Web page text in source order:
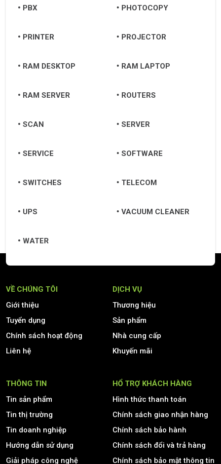
PBX PHOTOCOPY
PRINTER PROJECTOR
RAM DESKTOP RAM LAPTOP
RAM SERVER ROUTERS
SCAN SERVER
SERVICE SOFTWARE
SWITCHES TELECOM
UPS VACUUM CLEANER
WATER
VỀ CHÚNG TÔI
Giới thiệu
Tuyển dụng
Chính sách hoạt động
Liên hệ
DỊCH VỤ
Thương hiệu
Sản phẩm
Nhà cung cấp
Khuyến mãi
THÔNG TIN
Tin sản phẩm
Tin thị trường
Tin doanh nghiệp
Hướng dẫn sử dụng
Giải pháp công nghệ
HỔ TRỢ KHÁCH HÀNG
Hình thức thanh toán
Chính sách giao nhận hàng
Chính sách bảo hành
Chính sách đổi và trả hàng
Chính sách bảo mật thông tin